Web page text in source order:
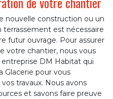
nouvelle construction ou un
est nécessaire
futur ouvrage. Pour assurer
votre chantier, nous vous
DM Habitat qui
Glacerie pour vous
travaux. Nous avons
et savons faire preuve